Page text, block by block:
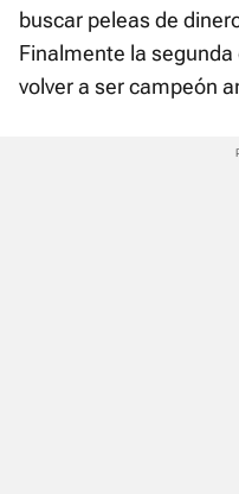
buscar peleas de
Finalmente la
volver a ser campeón